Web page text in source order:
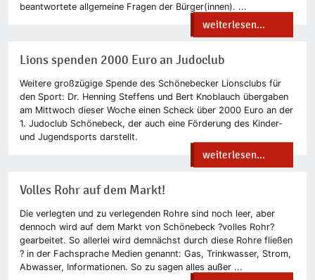
beantwortete allgemeine Fragen der Bürger(innen). ...
weiterlesen...
Lions spenden 2000 Euro an Judoclub
Weitere großzügige Spende des Schönebecker Lionsclubs für
den Sport: Dr. Henning Steffens und Bert Knoblauch übergaben
am Mittwoch dieser Woche einen Scheck über 2000 Euro an der
1. Judoclub Schönebeck, der auch eine Förderung des Kinder-
und Jugendsports darstellt.
weiterlesen...
Volles Rohr auf dem Markt!
Die verlegten und zu verlegenden Rohre sind noch leer, aber
dennoch wird auf dem Markt von Schönebeck ?volles Rohr?
gearbeitet. So allerlei wird demnächst durch diese Rohre fließen
? in der Fachsprache Medien genannt: Gas, Trinkwasser, Strom,
Abwasser, Informationen. So zu sagen alles außer ...